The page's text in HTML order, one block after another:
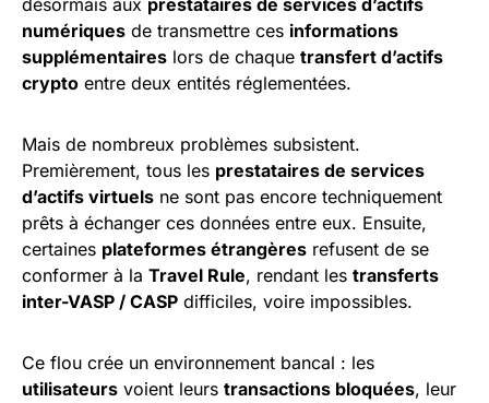
désormais aux prestataires de services d’actifs
numériques de transmettre ces informations
supplémentaires lors de chaque transfert d’actifs
crypto entre deux entités réglementées.
Mais de nombreux problèmes subsistent.
Premièrement, tous les prestataires de services
d’actifs virtuels ne sont pas encore techniquement
prêts à échanger ces données entre eux. Ensuite,
certaines plateformes étrangères refusent de se
conformer à la Travel Rule, rendant les transferts
inter-VASP / CASP difficiles, voire impossibles.
Ce flou crée un environnement bancal : les
utilisateurs voient leurs transactions bloquées, leur